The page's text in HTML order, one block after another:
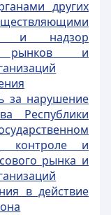
других
и надзор
рынков и
за нарушение
Республики
контроле и
рынка и
в действие